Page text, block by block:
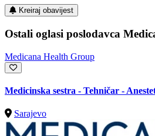
Kreiraj obavijest
Ostali oglasi poslodavca
Medicana Health Group
Medicinska sestra - Tehničar -
Sarajevo